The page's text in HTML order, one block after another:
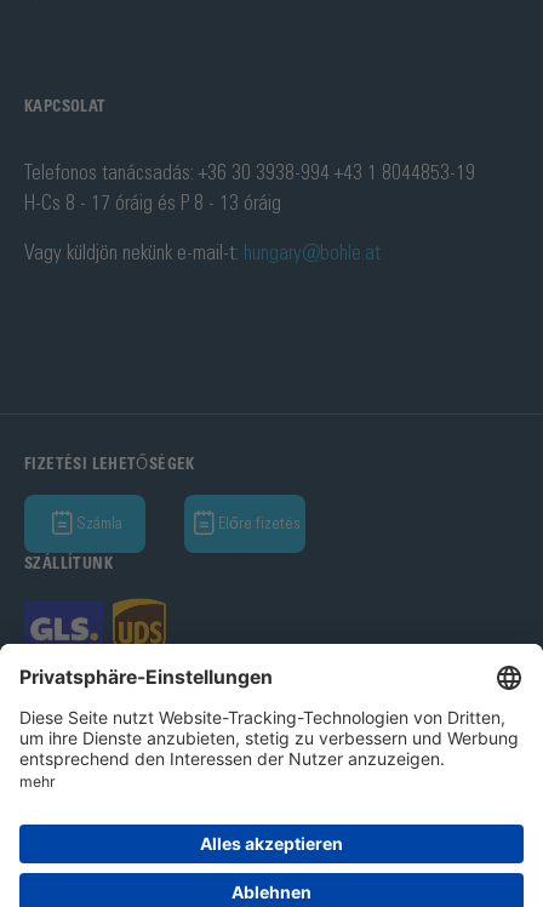
KAPCSOLAT
Telefonos tanácsadás: +36 30 3938-994 +43 1 8044853-19
H-Cs 8 - 17 óráig és P 8 - 13 óráig
Vagy küldjön nekünk e-mail-t: hungary@bohle.at
FIZETÉSI LEHETŐSÉGEK
Számla Előre fizetés
SZÁLLÍTUNK
Bohle GmbH 2026
Adatvédelmi nyilatkozat
Ált.Üz.Felt.